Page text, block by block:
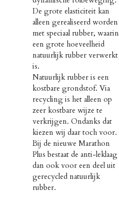
De grote elasticiteit kan
alleen gerealiseerd worden
met speciaal rubber, waarin
een grote hoeveelheid
natuurlijk rubber verwerkt
is.
Natuurlijk rubber is een
kostbare grondstof. Via
recycling is het alleen op
zeer kostbare wijze te
verkrijgen. Ondanks dat
kiezen wij daar toch voor.
Bij de nieuwe Marathon
Plus bestaat de anti-leklaag
dan ook voor een deel uit
gerecycled natuurlijk
rubber.